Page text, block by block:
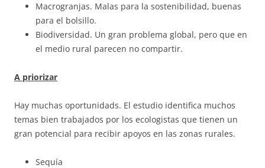
Macrogranjas. Malas para la sostenibilidad, buenas
para el bolsillo.
Biodiversidad. Un gran problema global, pero que en
el medio rural parecen no compartir.
A priorizar
Hay muchas oportunidads. El estudio identifica muchos
temas bien trabajados por los ecologistas que tienen un
gran potencial para recibir apoyos en las zonas rurales.
Sequía